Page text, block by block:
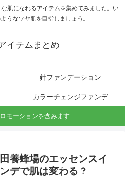
肌になれるアイテムを集めてみました。い
うなツヤ肌を目指しましょう。
イテムまとめ
針ファンデーション
カラーチェンジファンデ
モーションを含みます
養蜂場のエッセンスイ
デで肌は変わる？